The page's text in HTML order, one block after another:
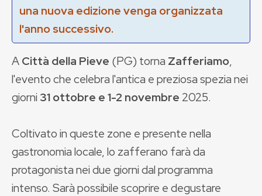
una nuova edizione venga organizzata
l'anno successivo.
ACittà della Pieve (PG) torna Zafferiamo,
l'evento che celebra l'antica e preziosa spezia nei
giorni 31 ottobre e 1-2 novembre 2025.
Coltivato in queste zone e presente nella
gastronomia locale, lo zafferano farà da
protagonista nei due giorni dal programma
intenso. Sarà possibile scoprire e degustare